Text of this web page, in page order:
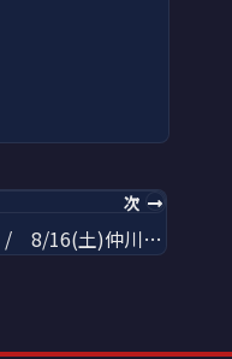
次
ビッグ･THE･良寛、鈴木敬喜、前田誠 参戦！ / 8/16(土)仲川翔大デビュー10周年記念新潟凱旋興行【SKY IS THE LIMIT】